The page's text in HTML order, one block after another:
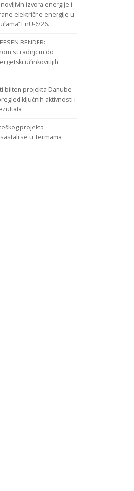
izvora energije i
električne energije u
EnU-6/26.
BENDER:
suradnjom do
učinkovitijih
bilten projekta Danube
ključnih aktivnosti i
projekta
se u Termama